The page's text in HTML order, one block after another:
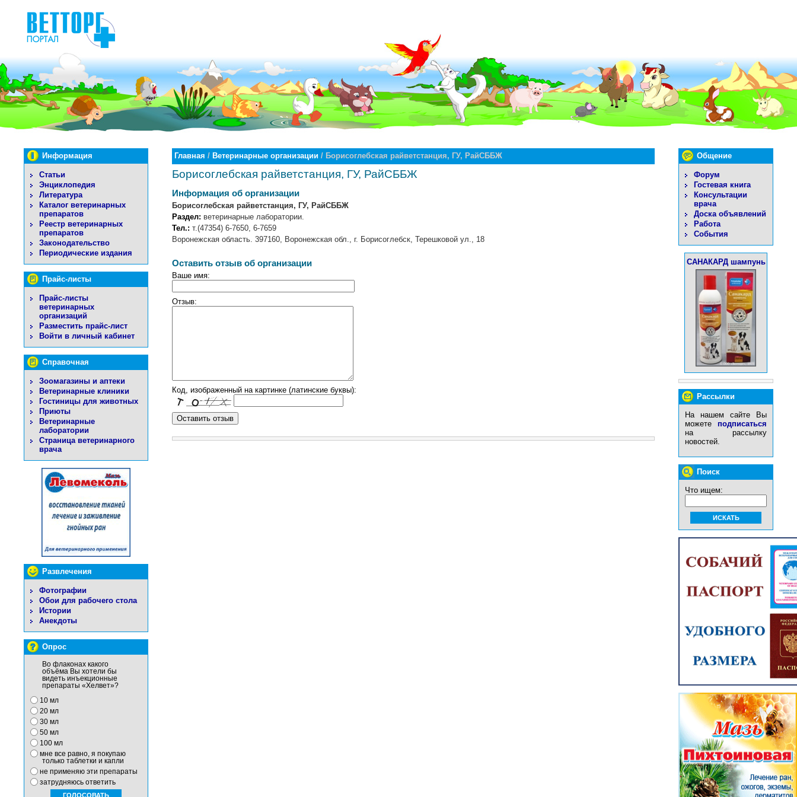
Информация
Статьи
Энциклопедия
Литература
Каталог ветеринарных
препаратов
Реестр ветеринарных
препаратов
Законодательство
Периодические издания
Прайс-листы
Прайс-листы
ветеринарных
организаций
Разместить прайс-лист
Войти в личный кабинет
Справочная
Зоомагазины и аптеки
Ветеринарные клиники
Гостиницы для животных
Приюты
Ветеринарные
лаборатории
Страница ветеринарного
врача
Развлечения
Фотографии
Обои для рабочего стола
Истории
Анекдоты
Опрос
Во флаконах какого
объёма Вы хотели бы
видеть инъекционные
препараты «Хелвет»?
10 мл
20 мл
30 мл
50 мл
100 мл
мне все равно, я покупаю
только таблетки и капли
не применяю эти препараты
затрудняюсь ответить
Общение
Форум
Гостевая книга
Консультации
врача
Доска объявлений
Работа
События
САНАКАРД шампунь
Рассылки
На нашем сайте Вы
можете подписаться
на рассылку
новостей.
Поиск
Что ищем:
Главная / Ветеринарные организации / Борисоглебская райветстанция, ГУ, РайСББЖ
Борисоглебская райветстанция, ГУ, РайСББЖ
Информация об организации
Борисоглебская райветстанция, ГУ, РайСББЖ
Раздел: ветеринарные лаборатории.
Тел.: т.(47354) 6-7650, 6-7659
Воронежская область. 397160, Воронежская обл., г. Борисоглебск, Терешковой ул., 18
Оставить отзыв об организации
Ваше имя:
Отзыв:
Код, изображенный на картинке (латинские буквы):